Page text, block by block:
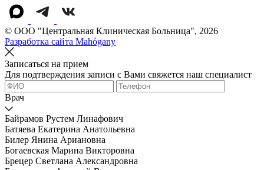
© OOO "Центральная Клиническая Больница", 2026
Разработка сайта Mahógany
Записаться на прием
Для подтверждения записи с Вами свяжется наш специалист
Врач
Байрамов Рустем Линафович
Батяева Екатерина Анатольевна
Билер Янина Ариановна
Богаевская Марина Викторовна
Брецер Светлана Александровна